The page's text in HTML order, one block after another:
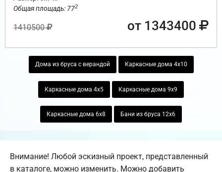
Общая площадь: 772
1410500 от 1343400
Дома из бруса с верандой Каркасные дома 4х10
Каркасные дома 4х5 Каркасные дома 9х9
Каркасные дома 6х8 Бани из бруса 12х6
Внимание! Любой эскизный проект, представленный
в каталоге, можно изменить. Можно добавить